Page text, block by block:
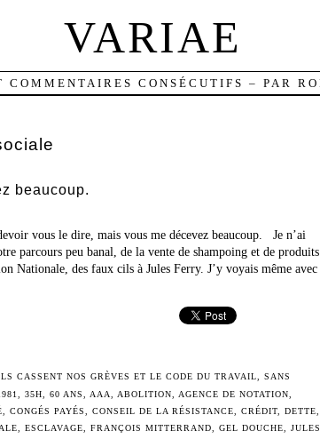
VARIAE
COMMENTAIRES CONSÉCUTIFS – PAR
beaucoup.
vous le dire, mais vous me décevez beaucoup. Je n’ai
parcours peu banal, de la vente de shampoing et de produits
Nationale, des faux cils à Jules Ferry. J’y voyais même avec
CASSENT NOS GRÈVES ET LE CODE DU TRAVAIL
SANS
,35H ,60 ANS AAA ABOLITION AGENCE DE NOTATION
CONGÉS PAYÉS CONSEIL DE LA RÉSISTANCE CRÉDIT, DETTE
ESCLAVAGE FRANÇOIS MITTERRAND GEL DOUCHE
JULES